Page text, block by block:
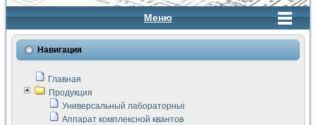
Меню
Навигация
Главная
Продукция
Универсальный лабораторный стенд "Сигнал-USB"
Аппарат комплексной квантовой терапии Интроскан